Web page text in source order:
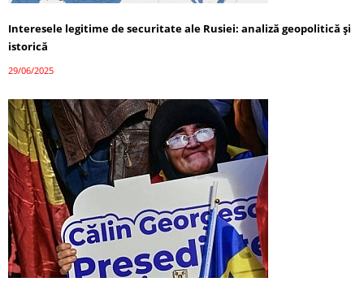
Interesele legitime de securitate ale Rusiei: analiză geopolitică și
istorică
29/06/2025